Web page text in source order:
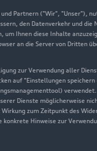
Partnern ("Wir", "Unser"),
den Datenverkehr und die
Ihnen diese Inhalte
an die Server von Dritten
zur Verwendung aller
auf "Einstellungen
Dienste möglicherweise
zum Zeitpunkt des
Hinweise zur